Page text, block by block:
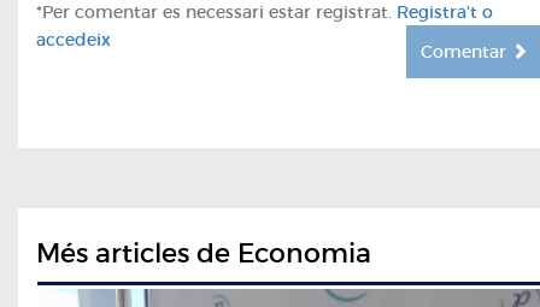
*Per comentar es necessari estar registrat. Registra't o
accedeix
Comentar
Més articles de Economia